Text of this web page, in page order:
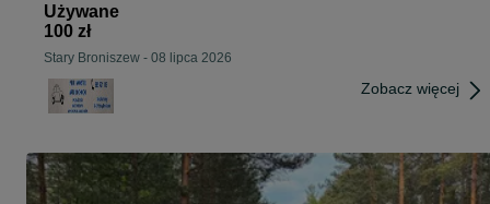
Używane
100 zł
Stary Broniszew - 08 lipca 2026
Zobacz więcej